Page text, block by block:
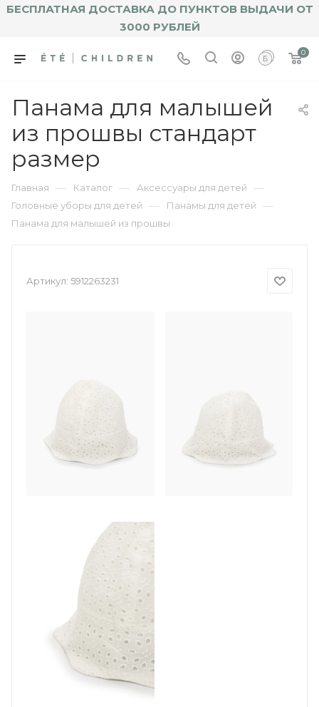
БЕСПЛАТНАЯ ДОСТАВКА ДО ПУНКТОВ ВЫДАЧИ ОТ
3000 РУБЛЕЙ
0
Панама для малышей
из прошвы стандарт
размер
Главная — Каталог — Аксессуары для детей —
Головные уборы для детей — Панамы для детей —
Панама для малышей из прошвы
Артикул: 5912263231